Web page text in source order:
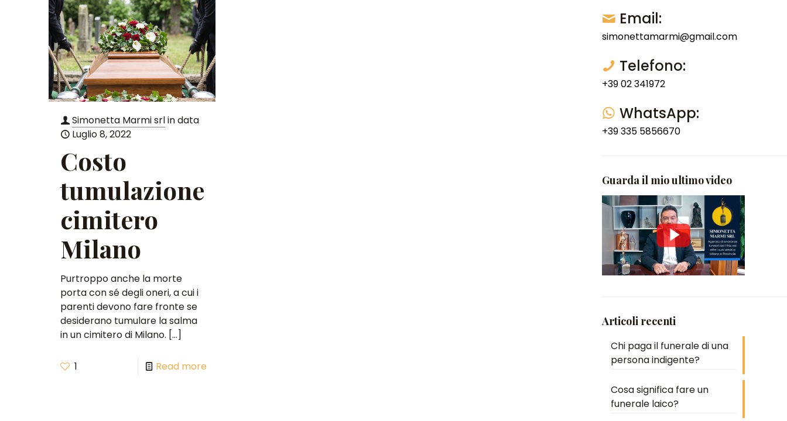
Simonetta Marmi srlin data
Luglio 8, 2022
Costo
tumulazione
cimitero
Milano
Purtroppo anche la morte
porta con sé degli oneri, a cui i
parenti devono fare fronte se
desiderano tumulare la salma
in un cimitero di Milano. […]
1 Read more
Email:
simonettamarmi@gmail.com
Telefono:
+39 02 341972
WhatsApp:
+39 335 5856670
Guarda il mio ultimo video
Articoli recenti
Chi paga il funerale di una
persona indigente?
Cosa significa fare un
funerale laico?